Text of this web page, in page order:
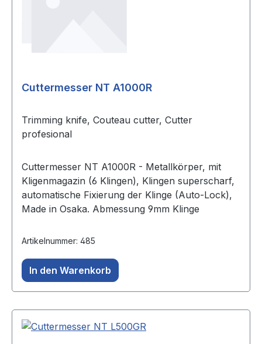
Cuttermesser NT A1000R
Trimming knife, Couteau cutter, Cutter
profesional
Cuttermesser NT A1000R - Metallkörper, mit
Kligenmagazin (6 Klingen), Klingen superscharf,
automatische Fixierung der Klinge (Auto-Lock),
Made in Osaka. Abmessung 9mm Klinge
Artikelnummer: 485
In den Warenkorb